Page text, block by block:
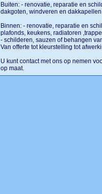
Buiten: - renovatie, reparatie en
dakgoten, windveren en
Binnen: - renovatie, reparatie en
plafonds, keukens, radiatoren
- schilderen, sauzen of behangen
Van offerte tot kleurstelling tot
U kunt contact met ons op nemen
op maat.